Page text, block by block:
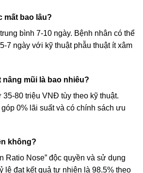
mất bao lâu?
bình 7-10 ngày. Bệnh nhân có thể
7 ngày với kỹ thuật phẫu thuật ít xâm
mũi là bao nhiêu?
80 triệu VNĐ tùy theo kỹ thuật.
0% lãi suất và có chính sách ưu
không?
Ratio Nose” độc quyền và sử dụng
lệ đạt kết quả tự nhiên là 98.5% theo